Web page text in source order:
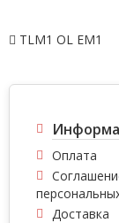
TLM1 OL EM1
Оплата
Доставка